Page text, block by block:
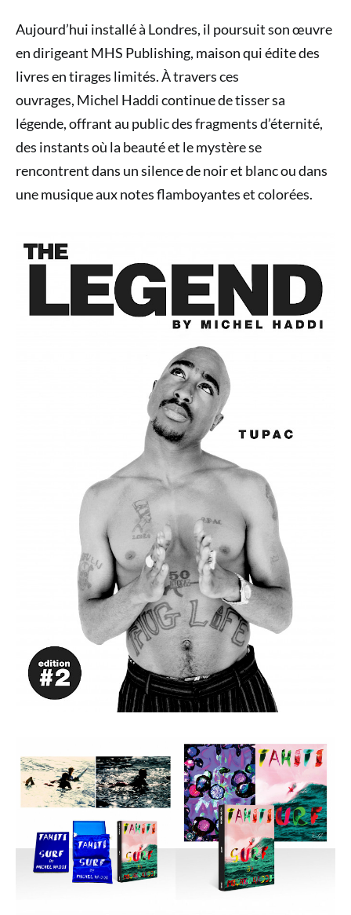
Aujourd’hui installé à Londres, il poursuit son œuvre
en dirigeant MHS Publishing, maison qui édite des
livres en tirages limités. À travers ces
ouvrages, Michel Haddi continue de tisser sa
légende, offrant au public des fragments d’éternité,
des instants où la beauté et le mystère se
rencontrent dans un silence de noir et blanc ou dans
une musique aux notes flamboyantes et colorées.